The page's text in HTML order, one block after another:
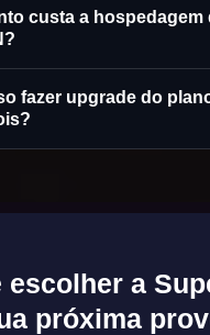
custa a hospedagem
fazer upgrade do
escolher a
próxima